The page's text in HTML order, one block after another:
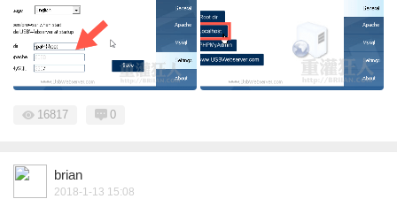
16817 0
brian
2018-1-13 15:08